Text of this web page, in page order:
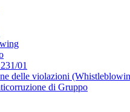
01
delle violazioni
di Gruppo